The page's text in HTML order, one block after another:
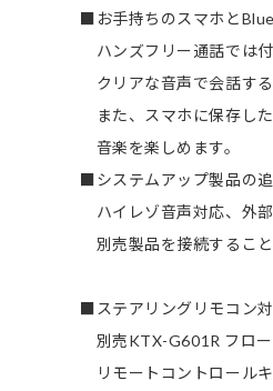
■お手持ちのスマホと
ハンズフリー通話では
クリアな音声で会話する
また、スマホに保存し
音楽を楽しめます。
■システムアップ製品の
ハイレゾ音声対応、外
別売製品を接続するこ
■ステアリングリモコン
別売KTX-G601R フロ
リモートコントロールキ